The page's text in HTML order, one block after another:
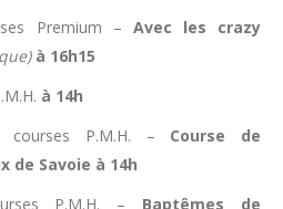
Premium – Avec les crazy
à 16h15
à 14h
P.M.H. – Course de
de Savoie à 14h
P.M.H. – Baptêmes de